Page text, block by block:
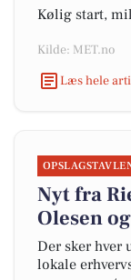
Kølig start,
Kilde: MET.no
Læs hele
Nyt fra
Olesen
Der sker hver
lokale